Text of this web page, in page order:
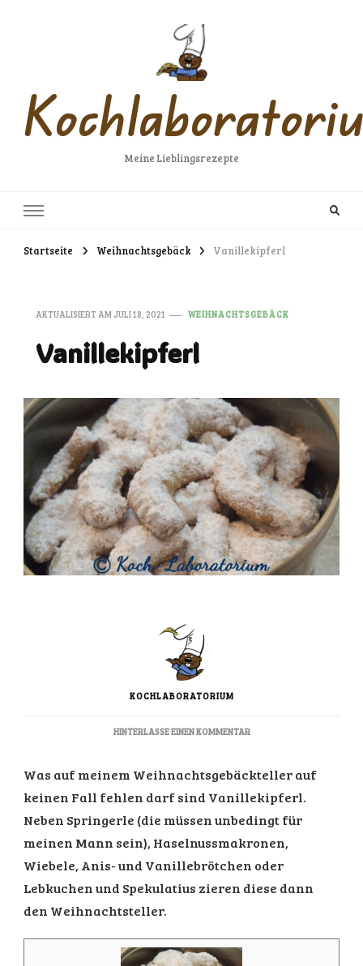
Meine Lieblingsrezepte
Startseite Weihnachtsgebäck Vanillekipferl
AKTUALISIERT AMJULI 18, 2021 WEIHNACHTSGEBÄCK
Vanillekipferl
KOCHLABORATORIUM
HINTERLASSE EINEN KOMMENTARZU
Was auf meinem Weihnachtsgebäckteller auf
keinen Fall fehlen darf sind Vanillekipferl.
Neben Springerle (die müssen unbedingt für
meinen Mann sein), Haselnussmakronen,
Wiebele, Anis- und Vanillebrötchen oder
Lebkuchen und Spekulatius zieren diese dann
den Weihnachtsteller.